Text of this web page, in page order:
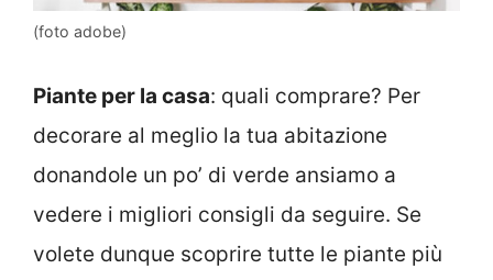
(foto adobe)
Piante per la casa: quali comprare? Per
decorare al meglio la tua abitazione
donandole un po’ di verde ansiamo a
vedere i migliori consigli da seguire. Se
volete dunque scoprire tutte le piante più